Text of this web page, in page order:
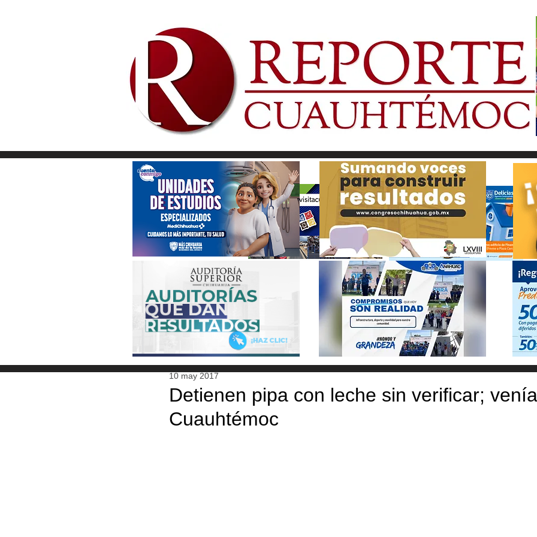
Detienen pipa con leche sin verificar;
Cuauhtémoc
10 may 2017